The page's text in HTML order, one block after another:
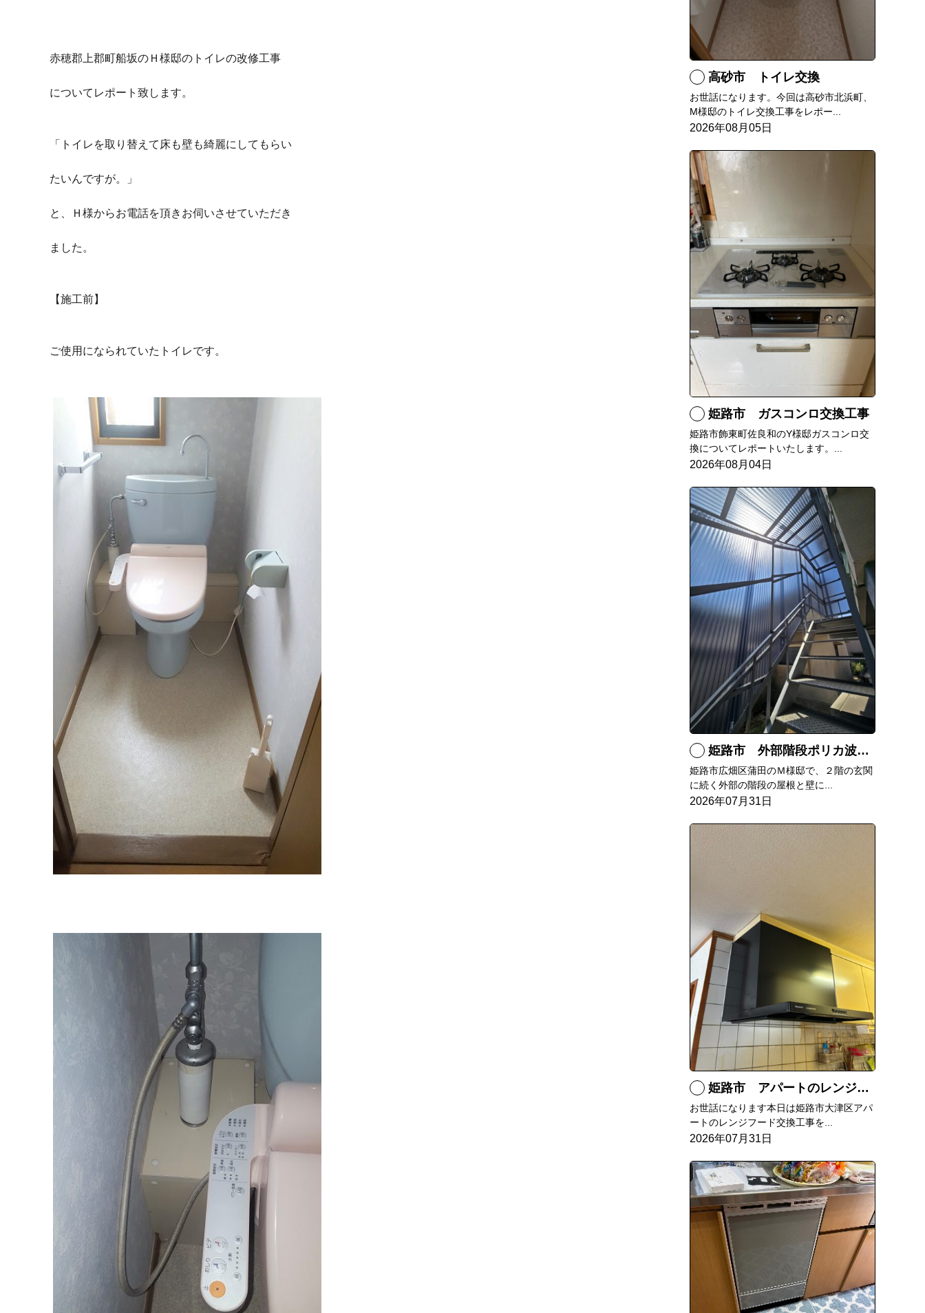
赤穂郡上郡町船坂のＨ様邸のトイレの改修工事
についてレポート致します。
「トイレを取り替えて床も壁も綺麗にしてもらい
たいんですが。」
と、Ｈ様からお電話を頂きお伺いさせていただき
ました。
【施工前】
ご使用になられていたトイレです。
高砂市 トイレ交換
お世話になります。今回は高砂市北浜町、
M様邸のトイレ交換工事をレポー...
2026年08月05日
姫路市 ガスコンロ交換工事
姫路市飾東町佐良和のY様邸ガスコンロ交
換についてレポートいたします。...
2026年08月04日
姫路市 外部階段ポリカ波板張替工事
姫路市広畑区蒲田のＭ様邸で、２階の玄関
に続く外部の階段の屋根と壁に...
2026年07月31日
姫路市 アパートのレンジフード交換
お世話になります本日は姫路市大津区アパ
ートのレンジフード交換工事を...
2026年07月31日